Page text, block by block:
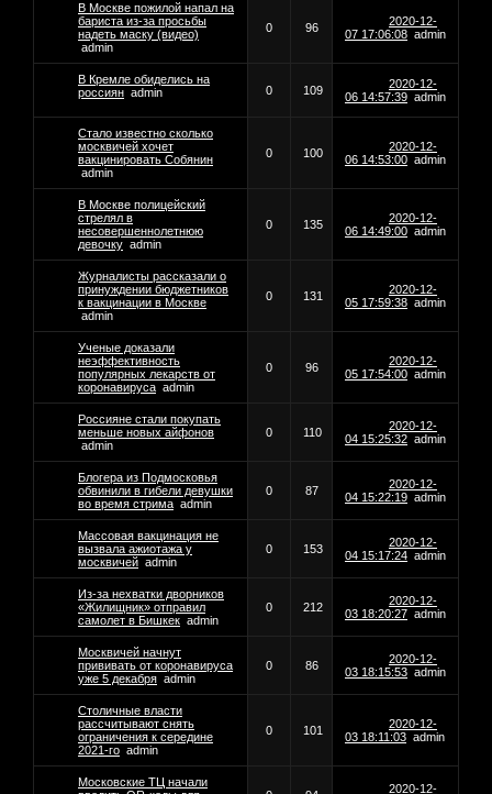
В Москве пожилой напал на
бариста из-за просьбы
надеть маску (видео)
admin
0 96
2020-12-
07 17:06:08 admin
В Кремле обиделись на
россиян admin 0 109
2020-12-
06 14:57:39 admin
Стало известно сколько
москвичей хочет
вакцинировать Собянин
admin
0 100
2020-12-
06 14:53:00 admin
В Москве полицейский
стрелял в
несовершеннолетнюю
девочку admin
0 135
2020-12-
06 14:49:00 admin
Журналисты рассказали о
принуждении бюджетников
к вакцинации в Москве
admin
0 131
2020-12-
05 17:59:38 admin
Ученые доказали
неэффективность
популярных лекарств от
коронавируса admin
0 96
2020-12-
05 17:54:00 admin
Россияне стали покупать
меньше новых айфонов
admin
0 110
2020-12-
04 15:25:32 admin
Блогера из Подмосковья
обвинили в гибели девушки
во время стрима admin
0 87
2020-12-
04 15:22:19 admin
Массовая вакцинация не
вызвала ажиотажа у
москвичей admin
0 153
2020-12-
04 15:17:24 admin
Из-за нехватки дворников
«Жилищник» отправил
самолет в Бишкек admin
0 212
2020-12-
03 18:20:27 admin
Москвичей начнут
прививать от коронавируса
уже 5 декабря admin
0 86
2020-12-
03 18:15:53 admin
Столичные власти
рассчитывают снять
ограничения к середине
2021-го admin
0 101
2020-12-
03 18:11:03 admin
Московские ТЦ начали
2020-12-